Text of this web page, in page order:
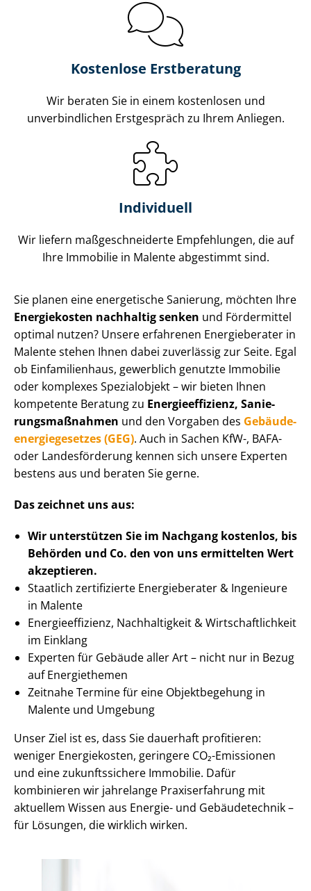
Kostenlose Erstberatung
Wir beraten Sie in einem kostenlosen und
unverbindlichen Erstgespräch zu Ihrem Anliegen.
Individuell
Wir liefern maß­ge­schnei­der­te Empfehlungen, die auf
Ihre Immobilie in Malente abgestimmt sind.
Sie planen eine energetische Sanierung, möchten Ihre
Energiekosten nachhaltig senken und Fördermittel
optimal nutzen? Unsere erfahrenen Energieberater in
Malente stehen Ihnen dabei zuverlässig zur Seite. Egal
ob Einfamilienhaus, gewerblich genutzte Immobilie
oder komplexes Spezialobjekt – wir bieten Ihnen
kompetente Beratung zu En­er­gie­ef­fi­zi­enz, Sa­nie­
rungs­maß­nah­men und den Vorgaben des Ge­bäu­de­
en­er­gie­ge­set­zes (GEG). Auch in Sachen KfW-, BAFA-
oder Landesförderung kennen sich unsere Experten
bestens aus und beraten Sie gerne.
Das zeichnet uns aus:
Wir unterstützen Sie im Nachgang kostenlos, bis
Behörden und Co. den von uns ermittelten Wert
akzeptieren.
Staatlich zertifizierte Energieberater & Ingenieure
in Malente
En­er­gie­ef­fi­zi­enz, Nachhaltigkeit & Wirt­schaft­lich­keit
im Einklang
Experten für Gebäude aller Art – nicht nur in Bezug
auf Energiethemen
Zeitnahe Termine für eine Objektbegehung in
Malente und Umgebung
Unser Ziel ist es, dass Sie dauerhaft profitieren:
weniger Energiekosten, geringere CO₂-Emissionen
und eine zukunftssichere Immobilie. Dafür
kombinieren wir jahrelange Praxiserfahrung mit
aktuellem Wissen aus Energie- und Gebäudetechnik –
für Lösungen, die wirklich wirken.